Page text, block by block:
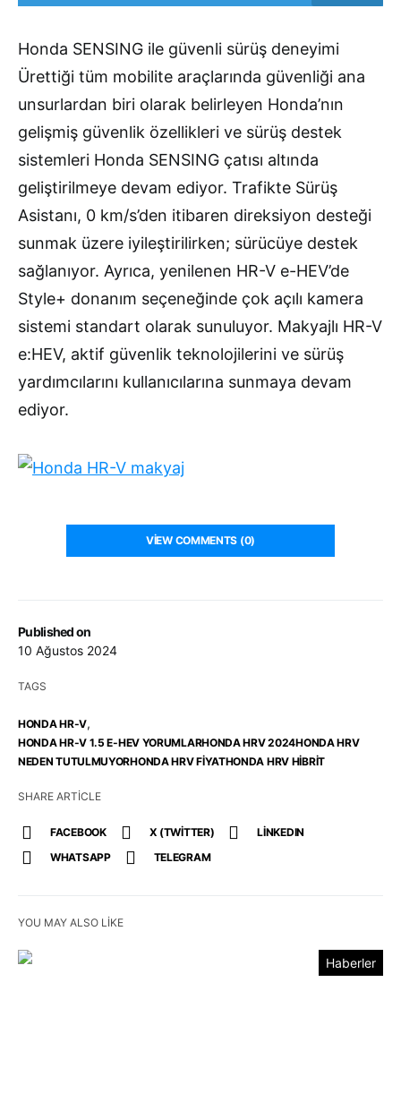
Published on
10 Ağustos 2024
TAGS
HONDA HR-V,
HONDA HR-V 1.5 E-HEV YORUMLARHONDA HRV 2024HONDA HRV
NEDEN TUTULMUYORHONDA HRV FIYATHONDA HRV HIBRIT
SHARE ARTICLE
FACEBOOK X (TWITTER)
LINKEDIN
WHATSAPP
TELEGRAM
Honda SENSING ile güvenli sürüş deneyimi
Ürettiği tüm mobilite araçlarında güvenliği ana
unsurlardan biri olarak belirleyen Honda’nın
gelişmiş güvenlik özellikleri ve sürüş destek
sistemleri Honda SENSING çatısı altında
geliştirilmeye devam ediyor. Trafikte Sürüş
Asistanı, 0 km/s’den itibaren direksiyon desteği
sunmak üzere iyileştirilirken; sürücüye destek
sağlanıyor. Ayrıca, yenilenen HR-V e-HEV’de
Style+ donanım seçeneğinde çok açılı kamera
sistemi standart olarak sunuluyor. Makyajlı HR-V
e:HEV, aktif güvenlik teknolojilerini ve sürüş
yardımcılarını kullanıcılarına sunmaya devam
ediyor.
VIEW COMMENTS (0)
YOU MAY ALSO LIKE
Haberler